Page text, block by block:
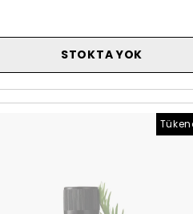
STOKTA YOK